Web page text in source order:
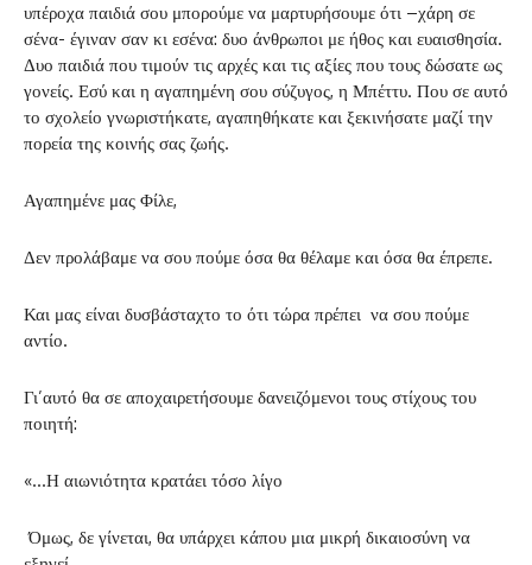
υπέροχα παιδιά σου μπορούμε να μαρτυρήσουμε ότι –χάρη σε
σένα- έγιναν σαν κι εσένα: δυο άνθρωποι με ήθος και ευαισθησία.
Δυο παιδιά που τιμούν τις αρχές και τις αξίες που τους δώσατε ως
γονείς. Εσύ και η αγαπημένη σου σύζυγος, η Μπέττυ. Που σε αυτό
το σχολείο γνωριστήκατε, αγαπηθήκατε και ξεκινήσατε μαζί την
πορεία της κοινής σας ζωής.
Αγαπημένε μας Φίλε,
Δεν προλάβαμε να σου πούμε όσα θα θέλαμε και όσα θα έπρεπε.
Και μας είναι δυσβάσταχτο το ότι τώρα πρέπει να σου πούμε
αντίο.
Γι’αυτό θα σε αποχαιρετήσουμε δανειζόμενοι τους στίχους του
ποιητή:
«…Η αιωνιότητα κρατάει τόσο λίγο
Όμως, δε γίνεται, θα υπάρχει κάπου μια μικρή δικαιοσύνη να